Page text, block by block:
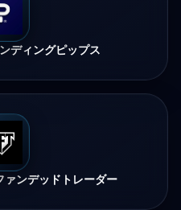
ディングピップス
ァンデッドトレーダー